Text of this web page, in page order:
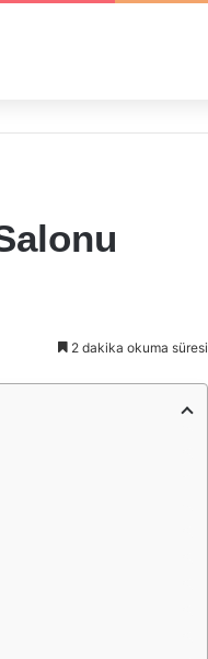
2 dakika okuma süresi